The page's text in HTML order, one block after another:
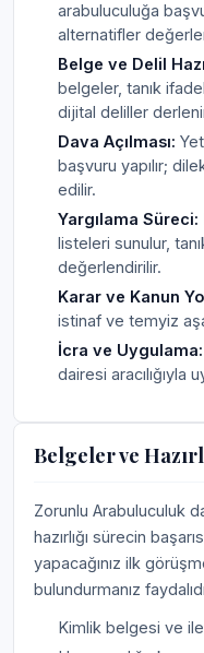
arabuluculuğa
alternatifler
Belge ve Delil
belgeler, tanık
dijital deliller
Dava Açılması:
başvuru yapılır;
edilir.
Yargılama Süreci:
listeleri sunulur,
değerlendirilir.
Karar ve Kanun
istinaf ve temyiz
İcra ve Uygulama:
dairesi aracılığıyla
Belgeler ve
Zorunlu Arabuluculuk
hazırlığı sürecin
yapacağınız ilk
bulundurmanız
Kimlik belgesi ve